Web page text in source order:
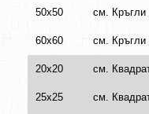
50х50 см. Кръгли
60х60 см. Кръгли
20х20 см.
25х25 см.